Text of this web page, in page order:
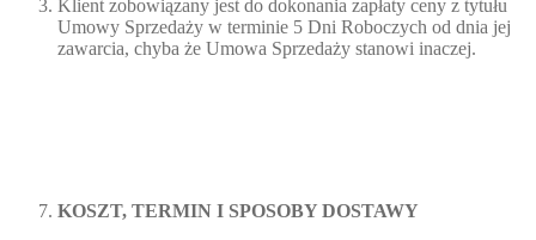
Klient zobowiązany jest do dokonania zapłaty ceny z tytułu
Umowy Sprzedaży w terminie 5 Dni Roboczych od dnia jej
zawarcia, chyba że Umowa Sprzedaży stanowi inaczej.
KOSZT, TERMIN I SPOSOBY DOSTAWY